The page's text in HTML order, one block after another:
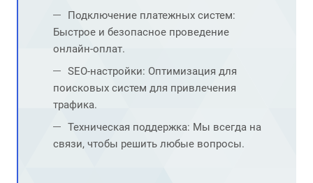
Подключение платежных систем:
Быстрое и безопасное проведение
онлайн-оплат.
SEO-настройки: Оптимизация для
поисковых систем для привлечения
трафика.
Техническая поддержка: Мы всегда на
связи, чтобы решить любые вопросы.